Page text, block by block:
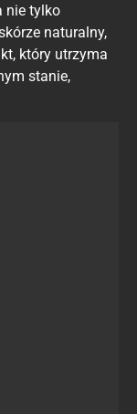
nie tylko
naturalny,
który utrzyma
stanie,